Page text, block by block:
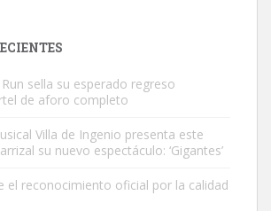
para mi perra. Pastor alemán,
sella su esperado regreso
de aforo completo
Villa de Ingenio presenta este
su nuevo espectáculo: ‘Gigantes’
el reconocimiento oficial por la calidad